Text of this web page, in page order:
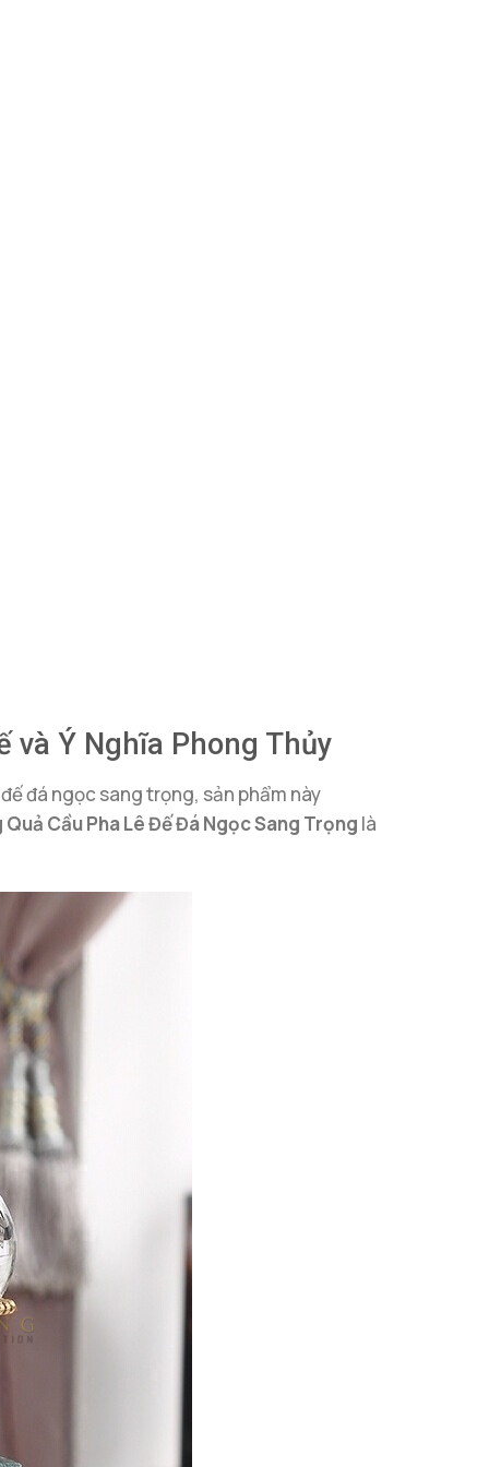
và Ý Nghĩa Phong Thủy
đá ngọc sang trọng, sản phẩm này
Cầu Pha Lê Đế Đá Ngọc Sang Trọng là